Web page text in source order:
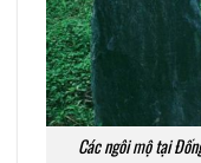
Các ngôi mộ tại